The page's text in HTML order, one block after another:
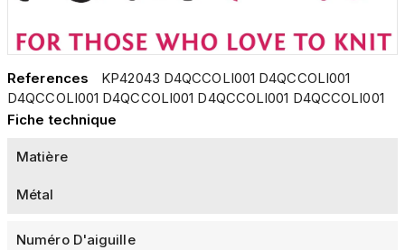
References
KP42043 D4QCCOLI001 D4QCCOLI001
D4QCCOLI001 D4QCCOLI001 D4QCCOLI001 D4QCCOLI001
Fiche technique
Matière
Métal
Numéro D'aiguille